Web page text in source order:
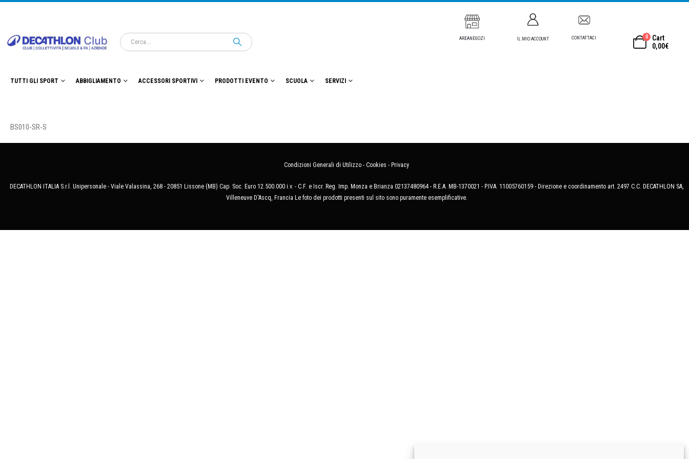
AREANEGOZI IL MIO ACCOUNT CONTATTACI 0
Cart
0,00€
TUTTI GLI SPORT ABBIGLIAMENTO ACCESSORI SPORTIVI PRODOTTI EVENTO SCUOLA SERVIZI
BS010-SR-S
Condizioni Generali di Utilizzo - Cookies - Privacy
DECATHLON ITALIA S.r.l. Unipersonale - Viale Valassina, 268 - 20851 Lissone (MB) Cap. Soc. Euro 12.500.000 i.v. - C.F. e Iscr. Reg. Imp. Monza e Brianza 02137480964 - R.E.A. MB-1370021 - P.IVA. 11005760159 - Direzione e coordinamento art. 2497 C.C. DECATHLON SA,
Villeneuve D'Ascq, Francia Le foto dei prodotti presenti sul sito sono puramente esemplificative.